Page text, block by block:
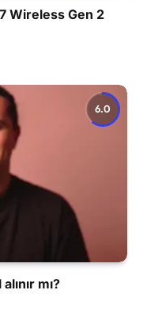
Wireless Gen 2
6.0
mı?